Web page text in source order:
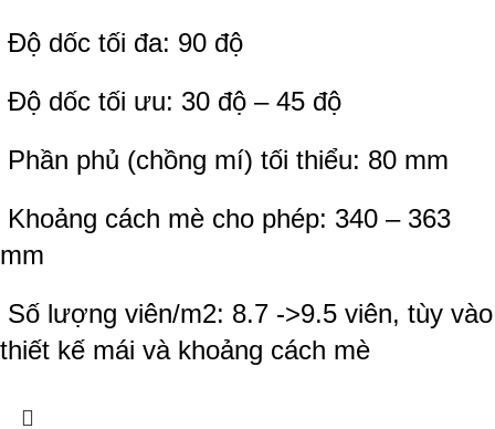
Độ dốc tối đa: 90 độ
Độ dốc tối ưu: 30 độ – 45 độ
Phần phủ (chồng mí) tối thiểu: 80 mm
Khoảng cách mè cho phép: 340 – 363
mm
Số lượng viên/m2: 8.7 ->9.5 viên, tùy vào
thiết kế mái và khoảng cách mè